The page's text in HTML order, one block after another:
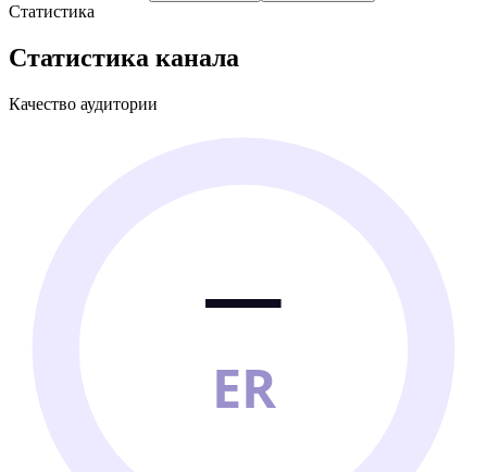
Статистика
Статистика канала
Качество аудитории
—
ER